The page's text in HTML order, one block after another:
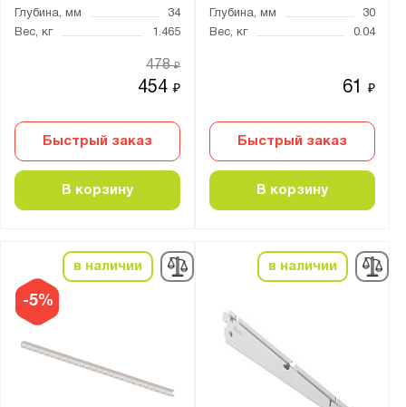
Глубина, мм
34
Вес, кг
1.465
454₽
478₽
Быстрый заказ
В корзину
Глубина, мм
30
Вес, кг
0.04
61₽
Быстрый заказ
В корзину
-5%
в наличии в наличии